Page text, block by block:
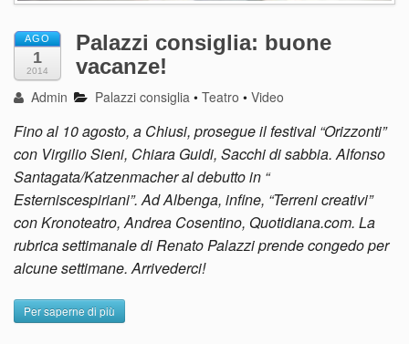
AGO
1
2014
Palazzi consiglia: buone
vacanze!
Admin Palazzi consiglia •Teatro •Video
Fino al 10 agosto, a Chiusi, prosegue il festival “Orizzonti”
con Virgilio Sieni, Chiara Guidi, Sacchi di sabbia. Alfonso
Santagata/Katzenmacher al debutto in “
Esterniscespiriani”. Ad Albenga, infine, “Terreni creativi”
con Kronoteatro, Andrea Cosentino, Quotidiana.com. La
rubrica settimanale di Renato Palazzi prende congedo per
alcune settimane. Arrivederci!
Per saperne di più